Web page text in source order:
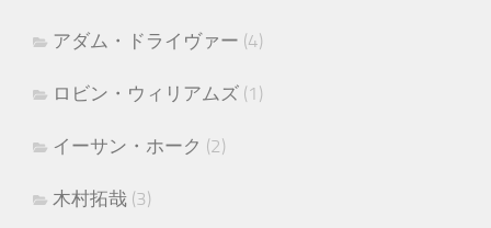
アダム・ドライヴァー (4)
ロビン・ウィリアムズ (1)
イーサン・ホーク (2)
木村拓哉 (3)